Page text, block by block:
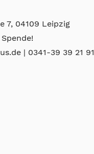
7, 04109 Leipzig
| 0341-39 39 21 91